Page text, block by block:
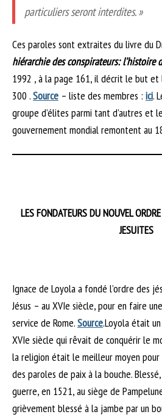
particuliers seront interdites. »
Ces paroles sont extraites du livre du
hiérarchie des conspirateurs: l’histoire
1992 , à la page 161, il décrit le but et
300 .Source – liste des membres : ici.
groupe d’élites parmi tant d’autres et
gouvernement mondial remontent au
LES FONDATEURS DU NOUVEL
JESUITES
Ignace de Loyola a fondé l’ordre des
Jésus – au XVIe siècle, pour en faire
service de Rome.Source.Loyola était
XVIe siècle qui rêvait de conquérir le
la religion était le meilleur moyen pour
des paroles de paix à la bouche.
guerre, en 1521, au siège de
grièvement blessé à la jambe par un